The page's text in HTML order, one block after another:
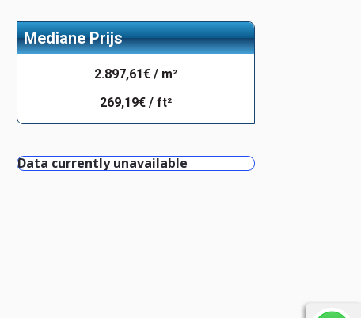
Mediane Prijs
2.897,61€ / m²
269,19€ / ft²
Data currently unavailable